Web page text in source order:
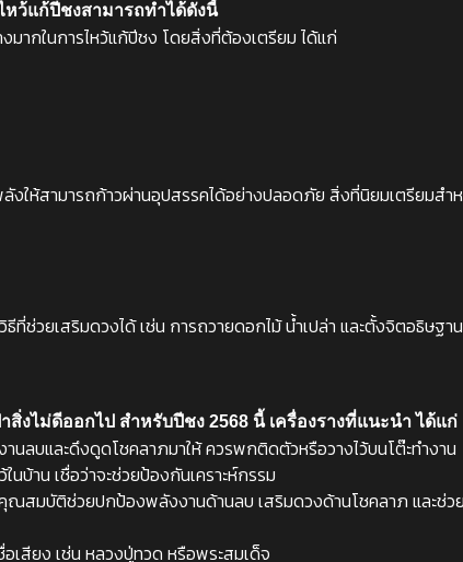
หว้แก้ปีชงสามารถทำได้ดังนี้
มากในการไหว้แก้ปีชง โดยสิ่งที่ต้องเตรียม ได้แก่
งให้สามารถก้าวผ่านอุปสรรคได้อย่างปลอดภัย สิ่งที่นิยมเตรียมสำ
ช่วยเสริมดวงได้ เช่น การถวายดอกไม้ น้ำเปล่า และตั้งจิตอธิษฐา
งไม่ดีออกไป สำหรับปีชง 2568 นี้ เครื่องรางที่แนะนำ ได้แก่
นลบและดึงดูดโชคลาภมาให้ ควรพกติดตัวหรือวางไว้บนโต๊ะทำงาน
าน เชื่อว่าจะช่วยป้องกันเคราะห์กรรม
สมบัติช่วยปกป้องพลังงานด้านลบ เสริมดวงด้านโชคลาภ และช่ว
เสียง เช่น หลวงปู่ทวด หรือพระสมเด็จ